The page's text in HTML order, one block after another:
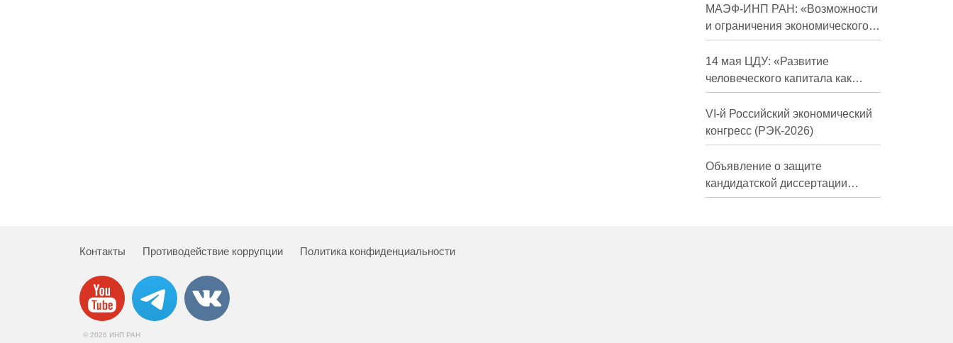
Евгеньевича
МАЭФ-ИНП РАН: «Возможности
и ограничения экономического
развития России в средне- и
долгосрочной перспективе»
14 мая ЦДУ: «Развитие
человеческого капитала как
фактор экономического роста»
VI-й Российский экономический
конгресс (РЭК-2026)
Объявление о защите
кандидатской диссертации
Трындиной Николь Сергеевны
Контакты Противодействие коррупции Политика конфиденциальности
© 2026 ИНП РАН